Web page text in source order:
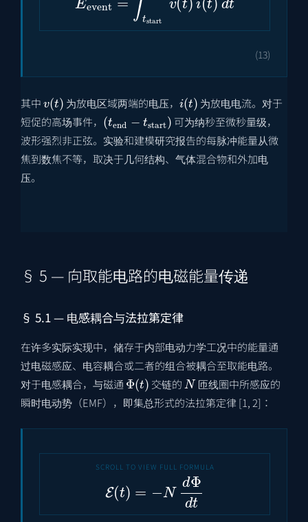
(13)
其中
( )
为放电区域两端的电压，
t )
为放电电流。对于
短促的高场事件，
(tend−tstart)
可为纳秒至微秒量级，
波形强烈非正弦。实验和建模研究报告的每脉冲能量从微
焦到数焦不等，取决于几何结构、气体混合物和外加电
压。
§ 5 — 向取能电路的电磁能量传递
§ 5.1 — 电感耦合与法拉第定律
在许多实际实现中，储存于内部电动力学工况中的能量通
过电磁感应、电容耦合或二者的组合被耦合至取能电路。
对于电感耦合，与磁通
Φ(t)
交链的
N
匝线圈中所感应的
瞬时电动势（EMF），即集总形式的法拉第定律 [1, 2]：
E(t) =−NdΦdt